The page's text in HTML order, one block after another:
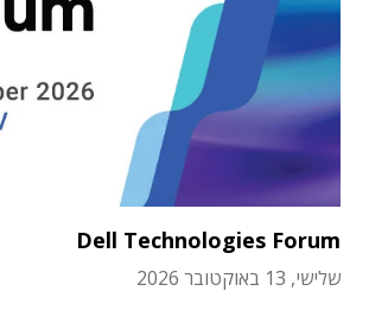
Dell Technologies Forum
שלישי, 13 באוקטובר 2026